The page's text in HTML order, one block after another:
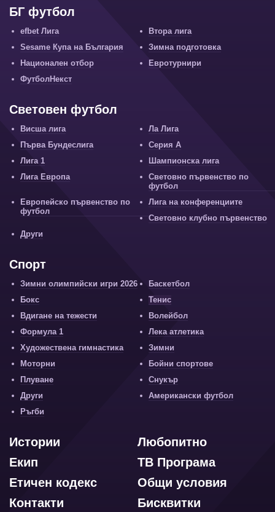
БГ футбол
efbet Лига
Втора лига
Sesame Купа на България
Зимна подготовка
Национален отбор
Евротурнири
ФутболНекст
Световен футбол
Висша лига
Ла Лига
Първа Бундеслига
Серия А
Лига 1
Шампионска лига
Лига Европа
Световно първенство по
футбол
Европейско първенство по
футбол
Лига на конференциите
Световно клубно първенство
Други
Спорт
Зимни олимпийски игри 2026
Баскетбол
Бокс
Тенис
Вдигане на тежести
Волейбол
Формула 1
Лека атлетика
Художествена гимнастика
Зимни
Моторни
Бойни спортове
Плуване
Снукър
Други
Американски футбол
Ръгби
Любопитно
Истории
ТВ Програма
Екип
Общи условия
Етичен кодекс
Бисквитки
Контакти